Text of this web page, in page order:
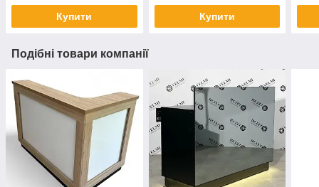
Купити Купити
Подібні товари компанії